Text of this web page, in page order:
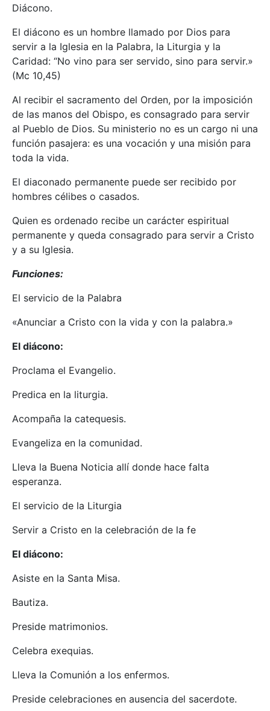
Diácono.
El diácono es un hombre llamado por Dios para
servir a la Iglesia en la Palabra, la Liturgia y la
Caridad: “No vino para ser servido, sino para servir.»
(Mc 10,45)
Al recibir el sacramento del Orden, por la imposición
de las manos del Obispo, es consagrado para servir
al Pueblo de Dios. Su ministerio no es un cargo ni una
función pasajera: es una vocación y una misión para
toda la vida.
El diaconado permanente puede ser recibido por
hombres célibes o casados.
Quien es ordenado recibe un carácter espiritual
permanente y queda consagrado para servir a Cristo
y a su Iglesia.
Funciones:
El servicio de la Palabra
«Anunciar a Cristo con la vida y con la palabra.»
El diácono:
Proclama el Evangelio.
Predica en la liturgia.
Acompaña la catequesis.
Evangeliza en la comunidad.
Lleva la Buena Noticia allí donde hace falta
esperanza.
El servicio de la Liturgia
Servir a Cristo en la celebración de la fe
El diácono:
Asiste en la Santa Misa.
Bautiza.
Preside matrimonios.
Celebra exequias.
Lleva la Comunión a los enfermos.
Preside celebraciones en ausencia del sacerdote.